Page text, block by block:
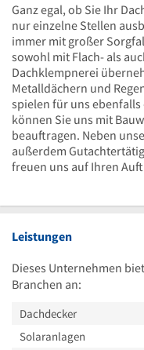
Ganz egal, ob Sie Ihr
nur einzelne Stellen
immer mit großer
sowohl mit Flach- als
Dachklempnerei
Metalldächern und
spielen für uns ebenfalls
können Sie uns mit
beauftragen. Neben
außerdem
freuen uns auf Ihren
Leistungen
Dieses Unternehmen
Branchen an:
Dachdecker
Solaranlagen